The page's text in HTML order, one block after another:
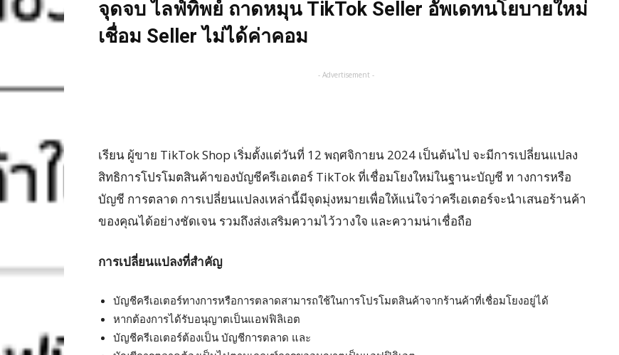
จุดจบ ไลฟ์ทิพย์ ถาดหมุน TikTok Seller อัพเดทนโยบายใหม่
เชื่อม Seller ไม่ได้ค่าคอม
- Advertisement -
เรียน ผู้ขาย TikTok Shop เริ่มตั้งแต่วันที่ 12 พฤศจิกายน 2024 เป็นต้นไป จะมีการเปลี่ยนแปลง
สิทธิการโปรโมตสินค้าของบัญชีครีเอเตอร์ TikTok ที่เชื่อมโยงใหม่ในฐานะบัญชี ท างการหรือ
บัญชี การตลาด การเปลี่ยนแปลงเหล่านี้มีจุดมุ่งหมายเพื่อให้แน่ใจว่าครีเอเตอร์จะนำเสนอร้านค้า
ของคุณได้อย่างชัดเจน รวมถึงส่งเสริมความไว้วางใจ และความน่าเชื่อถือ
การเปลี่ยนแปลงที่สําคัญ
บัญชีครีเอเตอร์ทางการหรือการตลาดสามารถใช้ในการโปรโมตสินค้าจากร้านค้าที่เชื่อมโยงอยู่ได้
หากต้องการได้รับอนุญาตเป็นแอฟฟิลิเอต
บัญชีครีเอเตอร์ต้องเป็น บัญชีการตลาด และ